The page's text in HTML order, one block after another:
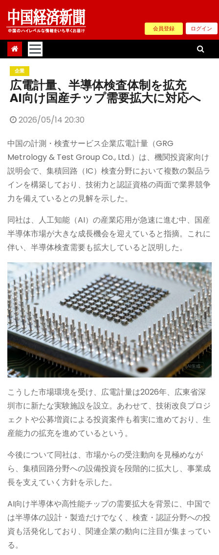
Skip
content
会員登録 ログイン
企業
広電計量、半導体検査体制を拡充
AI向け国産チップ需要拡大に対応へ
2026/05/14 20:30
中国の計測・検査サービス企業広電計量（GRG
Metrology & Test Group Co., Ltd.）は、機関投資家向け
説明会で、集積回路（IC）検査分野において複数の製品ラ
インを構築しており、技術力と認証資格の両面で業界競争
力を備えているとの見解を示した。
同社は、人工知能（AI）の産業応用が急速に進む中、国産
半導体市場が大きな成長機会を迎えていると指摘。これに
伴い、半導体検査需要も拡大していると説明した。
こうした市場環境を受け、広電計量は2026年、広東省深
圳市に新たな実験施設を設立。あわせて、技術改良プロジ
ェクトや公募増資による投資案件も着実に進めており、生
産能力の拡充を進めているという。
今後について同社は、市場からの受注動向を見極めなが
ら、集積回路分野への設備投資を段階的に拡大し、事業成
長を支えていく方針を示した。
AI向け半導体や高性能チップの需要拡大を背景に、中国で
は半導体の設計・製造だけでなく、検査・認証分野への投
資も活発化しており、関連企業の動向に注目が集まってい
る。